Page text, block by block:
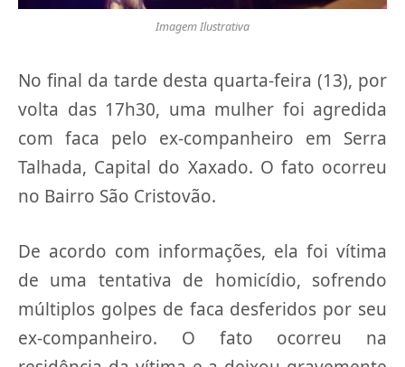
Imagem Ilustrativa
No final da tarde desta quarta-feira (13), por
volta das 17h30, uma mulher foi agredida
com faca pelo ex-companheiro em Serra
Talhada, Capital do Xaxado. O fato ocorreu
no Bairro São Cristovão.
De acordo com informações, ela foi vítima
de uma tentativa de homicídio, sofrendo
múltiplos golpes de faca desferidos por seu
ex-companheiro. O fato ocorreu na